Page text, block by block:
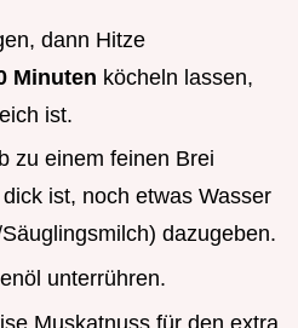
dann Hitze
Minuten köcheln lassen,
ist.
zu einem feinen Brei
ist, noch etwas Wasser
dazugeben.
unterrühren.
Muskatnuss für den extra